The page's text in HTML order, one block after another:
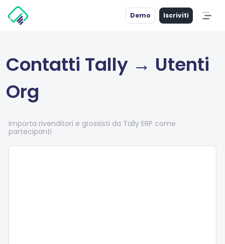
Demo Iscriviti
Contatti Tally → Utenti
Org
Importa rivenditori e grossisti da Tally ERP come
partecipanti